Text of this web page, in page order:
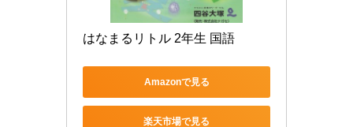
はなまるリトル 2年生 国語
Amazonで見る
楽天市場で見る